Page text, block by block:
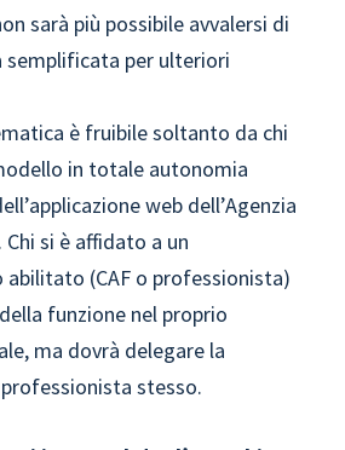
sarà più possibile avvalersi di
semplificata per ulteriori
è fruibile soltanto da chi
in totale autonomia
web dell’Agenzia
si è affidato a un
(CAF o professionista)
funzione nel proprio
ma dovrà delegare la
stesso.